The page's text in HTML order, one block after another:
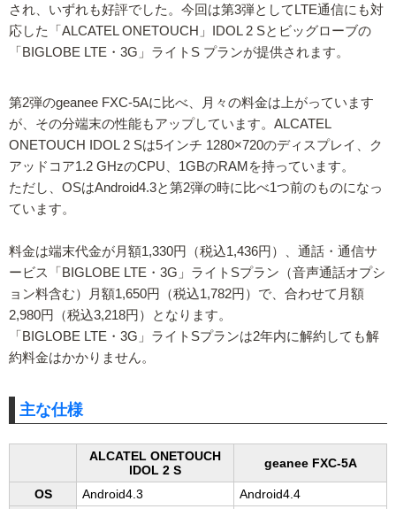
され、いずれも好評でした。今回は第3弾としてLTE通信にも対
応した「ALCATEL ONETOUCH」IDOL 2 Sとビッグローブの
「BIGLOBE LTE・3G」ライトS プランが提供されます。
第2弾のgeanee FXC-5Aに比べ、月々の料金は上がっています
が、その分端末の性能もアップしています。ALCATEL
ONETOUCH IDOL 2 Sは5インチ 1280×720のディスプレイ、ク
アッドコア1.2 GHzのCPU、1GBのRAMを持っています。
ただし、OSはAndroid4.3と第2弾の時に比べ1つ前のものになっ
ています。
料金は端末代金が月額1,330円（税込1,436円）、通話・通信サ
ービス「BIGLOBE LTE・3G」ライトSプラン（音声通話オプシ
ョン料含む）月額1,650円（税込1,782円）で、合わせて月額
2,980円（税込3,218円）となります。
「BIGLOBE LTE・3G」ライトSプランは2年内に解約しても解
約料金はかかりません。
主な仕様
ALCATEL ONETOUCH
IDOL 2 S
geanee FXC-5A
OS Android4.3
Android4.4